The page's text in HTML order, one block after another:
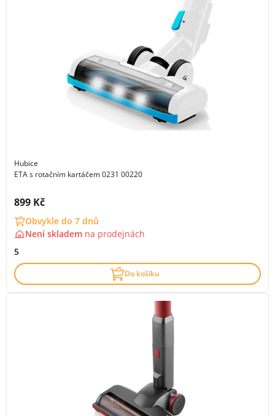
Hubice
ETA s rotačním kartáčem 0231 00220
Cena s DPH:
899 Kč
Obvykle do 7 dnů
Není skladem na prodejnách
5
Do košíku